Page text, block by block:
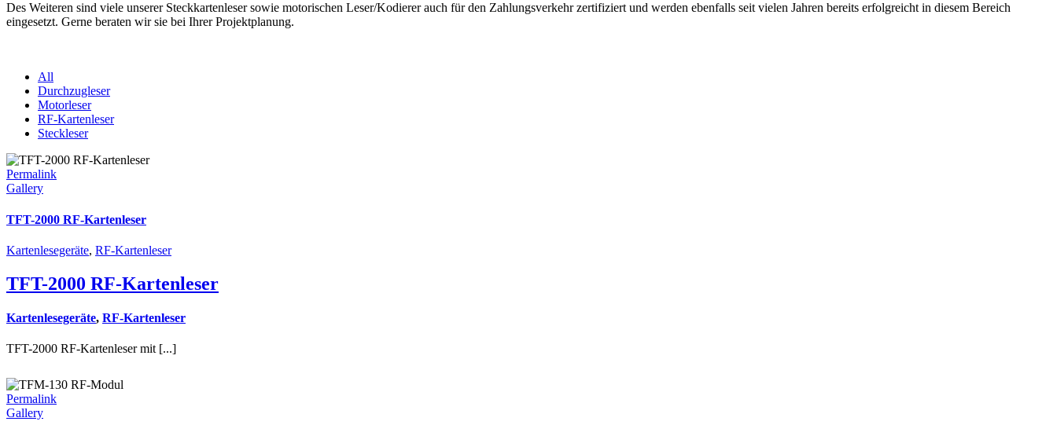
Des Weiteren sind viele unserer Steckkartenleser sowie motorischen Leser/Kodierer auch für den Zahlungsverkehr zertifiziert und werden ebenfalls seit vielen Jahren bereits erfolgreicht in diesem Bereich
eingesetzt. Gerne beraten wir sie bei Ihrer Projektplanung.
All
Durchzugleser
Motorleser
RF-Kartenleser
Steckleser
Permalink
Gallery
TFT-2000 RF-Kartenleser
Kartenlesegeräte, RF-Kartenleser
TFT-2000 RF-Kartenleser
Kartenlesegeräte, RF-Kartenleser
TFT-2000 RF-Kartenleser mit [...]
Permalink
Gallery